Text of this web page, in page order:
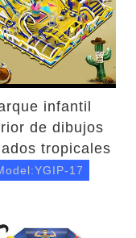
infantil
de dibujos
tropicales
17